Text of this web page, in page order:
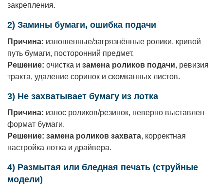
закрепления.
2) Замины бумаги, ошибка подачи
Причина: изношенные/загрязнённые ролики, кривой
путь бумаги, посторонний предмет.
Решение: очистка и замена роликов подачи, ревизия
тракта, удаление соринок и скомканных листов.
3) Не захватывает бумагу из лотка
Причина: износ роликов/резинок, неверно выставлен
формат бумаги.
Решение: замена роликов захвата, корректная
настройка лотка и драйвера.
4) Размытая или бледная печать (струйные
модели)